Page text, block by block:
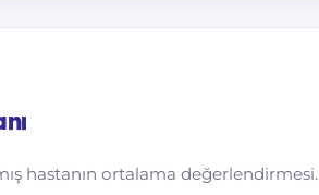
hastanın ortalama değerlendirmesi.